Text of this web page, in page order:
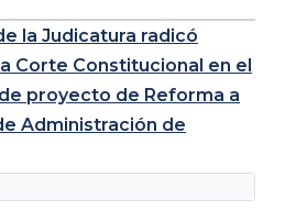
la Judicatura radicó
Corte Constitucional en el
proyecto de Reforma a
Administración de